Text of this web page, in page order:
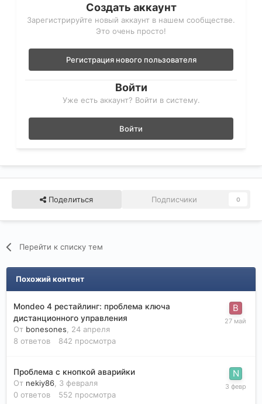
Создать аккаунт
Зарегистрируйте новый аккаунт в нашем сообществе.
Это очень просто!
Регистрация нового пользователя
Войти
Уже есть аккаунт? Войти в систему.
Войти
Поделиться Подписчики 0
Перейти к списку тем
Похожий контент
Mondeo 4 рестайлинг: проблема ключа
дистанционного управления
От bonesones
24 апреля
8 ответов 842 просмотра
Проблема с кнопкой аварийки
От nekiy86 3 февраля
0 ответов 552 просмотра